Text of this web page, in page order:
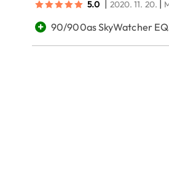
5.0 | 2020. 11. 20. |
+ 90/900as SkyWatcher